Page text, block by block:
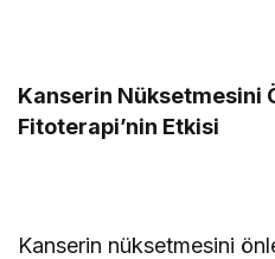
Kanserin Nüksetmesini
Fitoterapi’nin Etkisi
Kanserin nüksetmesini